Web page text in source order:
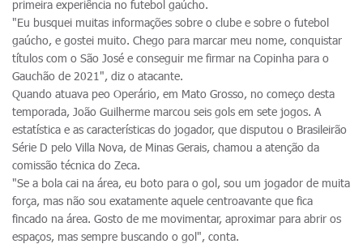
primeira experiência no futebol gaúcho.
"Eu busquei muitas informações sobre o clube e sobre o futebol
gaúcho, e gostei muito. Chego para marcar meu nome, conquistar
títulos com o São José e conseguir me firmar na Copinha para o
Gauchão de 2021", diz o atacante.
Quando atuava peo Operário, em Mato Grosso, no começo desta
temporada, João Guilherme marcou seis gols em sete jogos. A
estatística e as características do jogador, que disputou o Brasileirão
Série D pelo Villa Nova, de Minas Gerais, chamou a atenção da
comissão técnica do Zeca.
"Se a bola cai na área, eu boto para o gol, sou um jogador de muita
força, mas não sou exatamente aquele centroavante que fica
fincado na área. Gosto de me movimentar, aproximar para abrir os
espaços, mas sempre buscando o gol", conta.